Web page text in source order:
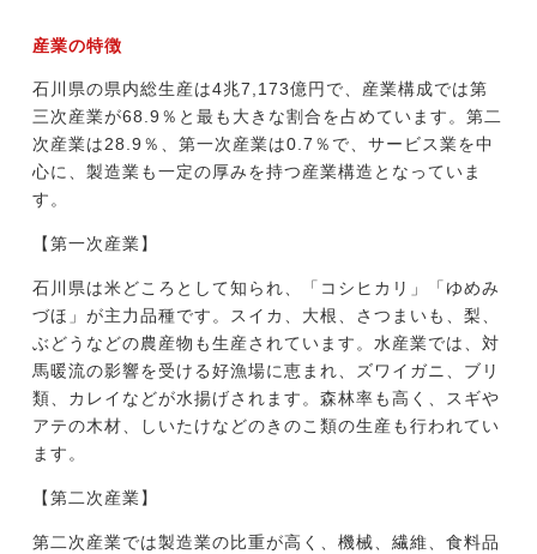
産業の特徴
石川県の県内総生産は4兆7,173億円で、産業構成では第
三次産業が68.9％と最も大きな割合を占めています。第二
次産業は28.9％、第一次産業は0.7％で、サービス業を中
心に、製造業も一定の厚みを持つ産業構造となっていま
す。
【第一次産業】
石川県は米どころとして知られ、「コシヒカリ」「ゆめみ
づほ」が主力品種です。スイカ、大根、さつまいも、梨、
ぶどうなどの農産物も生産されています。水産業では、対
馬暖流の影響を受ける好漁場に恵まれ、ズワイガニ、ブリ
類、カレイなどが水揚げされます。森林率も高く、スギや
アテの木材、しいたけなどのきのこ類の生産も行われてい
ます。
【第二次産業】
第二次産業では製造業の比重が高く、機械、繊維、食料品